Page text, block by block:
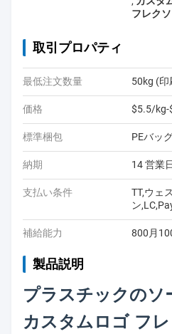
フレク
取引プロパティ
最低注文数量 50kg (印
価格 $5.5/kg-
標準梱包 PEバッ
納期 14 営業
支払い条件
TT,ウェ
ン
補給能力 800月
製品説明
プラスチックのソ
カスタムロゴ フ